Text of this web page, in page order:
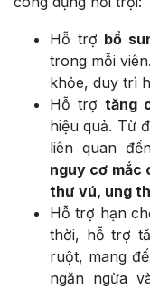
Hỗ trợ bổ
trong mỗi
khỏe, duy trì
Hỗ trợtăng
hiệu quả. Từ
liên quan
nguy cơ mắc
thư vú, ung
Hỗ trợ hạn
thời, hỗ trợ
ruột, mang
ngăn ngừa